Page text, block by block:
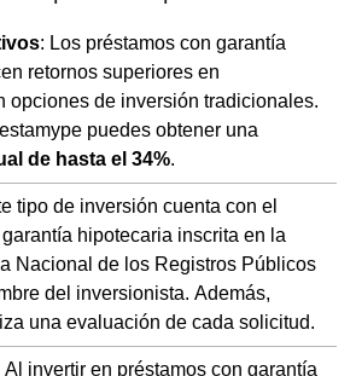
: Los préstamos con garantía
retornos superiores en
opciones de inversión tradicionales.
puedes obtener una
de hasta el 34%.
tipo de inversión cuenta con el
hipotecaria inscrita en la
Nacional de los Registros Públicos
del inversionista. Además,
una evaluación de cada solicitud.
Al invertir en préstamos con garantía